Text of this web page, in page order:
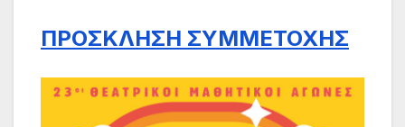
ΠΡΟΣΚΛΗΣΗ ΣΥΜΜΕΤΟΧΗΣ